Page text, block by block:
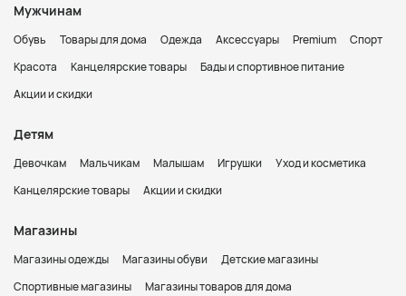
Мужчинам
Обувь Товары для дома Одежда Аксессуары Premium
Спорт
Красота
Канцелярские товары
Бады и спортивное питание
Акции и скидки
Детям
Девочкам Мальчикам Малышам Игрушки
Уход и косметика
Канцелярские товары
Акции и скидки
Магазины
Магазины одежды Магазины обуви
Детские магазины
Спортивные магазины
Магазины товаров для дома